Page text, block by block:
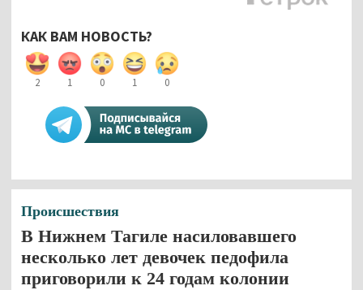
КАК ВАМ НОВОСТЬ?
2 1 0 1 0
Происшествия
В Нижнем Тагиле насиловавшего
несколько лет девочек педофила
приговорили к 24 годам колонии